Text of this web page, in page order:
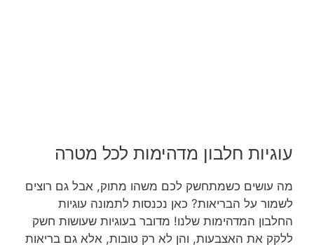
עוגיות חלבון מדהימות לכל מטרה
מה עושים כשמתחשק לכם משהו מתוק, אבל גם רוצים
לשמור על הבריאות? כאן נכנסות לתמונה עוגיות
החלבון המדהימות שלנו! מדובר בעוגיות שעושות חשק
ללקק את האצבעות, והן לא רק טובות, אלא גם בריאות